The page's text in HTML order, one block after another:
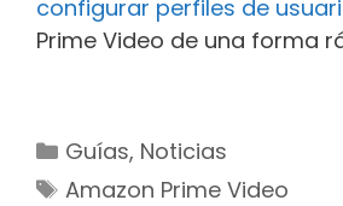
configurar perfiles de
Prime Video de una forma
Categorías
Guías, Noticias
Etiquetas
Amazon Prime Video